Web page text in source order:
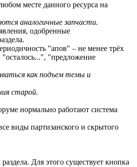
месте данного ресурса на
аналогичные запчасти.
одобренные
"апов" – не менее трёх
"предложение
как подъем темы и
старой.
нормально работают система
виды партизанского и скрытого
Для этого существует кнопка